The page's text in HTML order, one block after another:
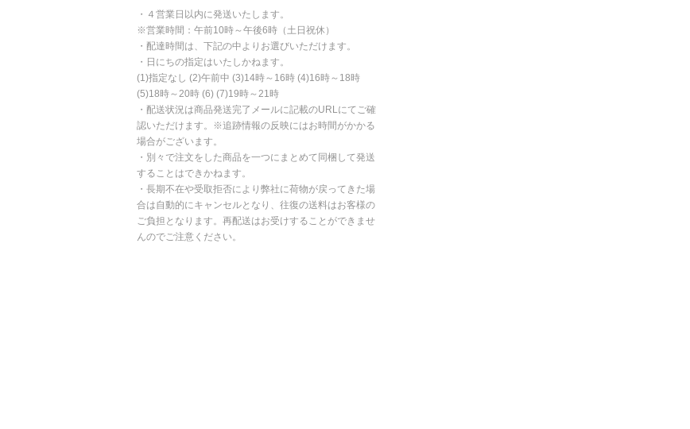
・４営業日以内に発送いたします。
※営業時間：午前10時～午後6時（土日祝休）
・配達時間は、下記の中よりお選びいただけます。
・日にちの指定はいたしかねます。
(1)指定なし (2)午前中 (3)14時～16時 (4)16時～18時
(5)18時～20時 (6) (7)19時～21時
・配送状況は商品発送完了メールに記載のURLにてご確
認いただけます。※追跡情報の反映にはお時間がかかる
場合がございます。
・別々で注文をした商品を一つにまとめて同梱して発送
することはできかねます。
・長期不在や受取拒否により弊社に荷物が戻ってきた場
合は自動的にキャンセルとなり、往復の送料はお客様の
ご負担となります。再配送はお受けすることができませ
んのでご注意ください。